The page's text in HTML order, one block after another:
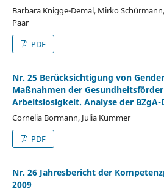
Barbara Knigge-Demal, Mirko
Paar
PDF
Nr. 25 Berücksichtigung von
Maßnahmen der
Arbeitslosigkeit. Analyse der BZgA-
Cornelia Bormann, Julia Kummer
PDF
Nr. 26 Jahresbericht der
2009